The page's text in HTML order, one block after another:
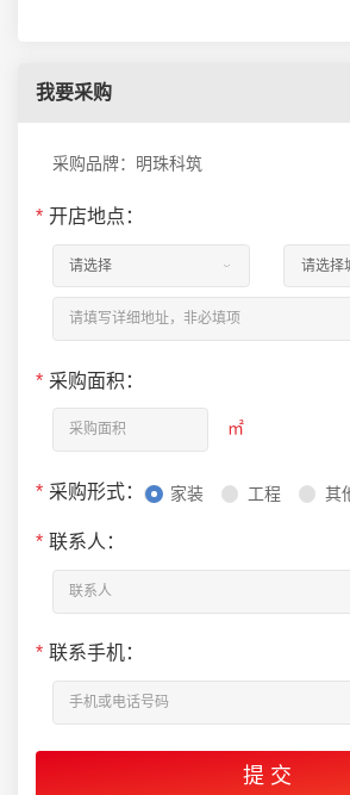
我要采购
采购品牌：明珠科筑
* 开店地点：
* 采购面积：
㎡
* 采购形式： 家装 工程 其
* 联系人：
* 联系手机：